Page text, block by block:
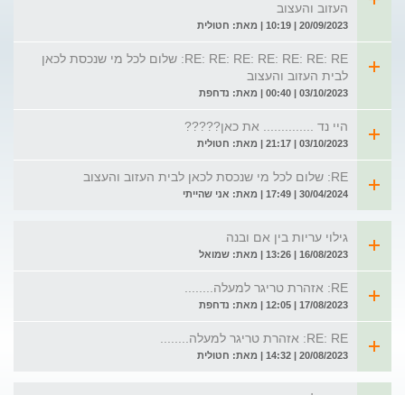
העזוב והעצוב
20/09/2023 | 10:19 | מאת: חטולית
RE: RE: RE: RE: RE: RE: RE: שלום לכל מי שנכסת לכאן
לבית העזוב והעצוב
03/10/2023 | 00:40 | מאת: נדחפת
היי נד .............. את כאן?????
03/10/2023 | 21:17 | מאת: חטולית
RE: שלום לכל מי שנכסת לכאן לבית העזוב והעצוב
30/04/2024 | 17:49 | מאת: אני שהייתי
גילוי עריות בין אם ובנה
16/08/2023 | 13:26 | מאת: שמואל
RE: אזהרת טריגר למעלה........
17/08/2023 | 12:05 | מאת: נדחפת
RE: RE: אזהרת טריגר למעלה........
20/08/2023 | 14:32 | מאת: חטולית